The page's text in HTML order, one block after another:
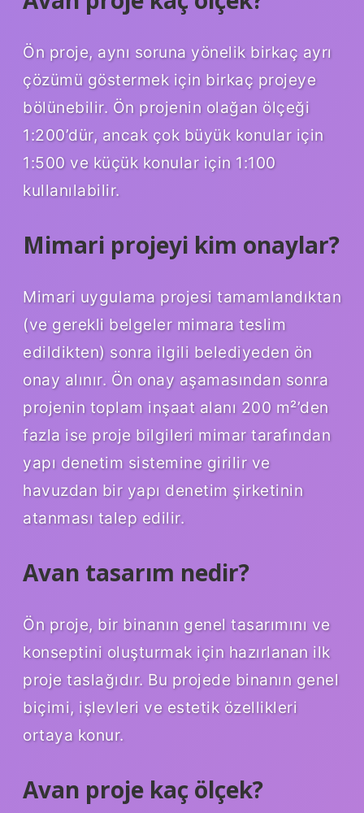
Ön proje, aynı soruna yönelik birkaç ayrı
çözümü göstermek için birkaç projeye
bölünebilir. Ön projenin olağan ölçeği
1:200’dür, ancak çok büyük konular için
1:500 ve küçük konular için 1:100
kullanılabilir.
Mimari projeyi kim onaylar?
Mimari uygulama projesi tamamlandıktan
(ve gerekli belgeler mimara teslim
edildikten) sonra ilgili belediyeden ön
onay alınır. Ön onay aşamasından sonra
projenin toplam inşaat alanı 200 m²’den
fazla ise proje bilgileri mimar tarafından
yapı denetim sistemine girilir ve
havuzdan bir yapı denetim şirketinin
atanması talep edilir.
Avan tasarım nedir?
Ön proje, bir binanın genel tasarımını ve
konseptini oluşturmak için hazırlanan ilk
proje taslağıdır. Bu projede binanın genel
biçimi, işlevleri ve estetik özellikleri
ortaya konur.
Avan proje kaç ölçek?